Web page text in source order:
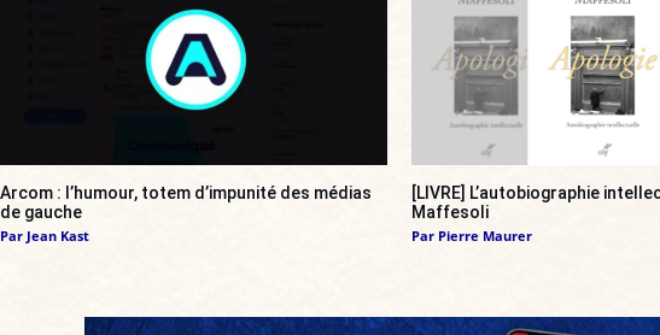
Arcom : l’humour, totem d’impunité des médias
de gauche
Par Jean Kast
[LIVRE] L’autobiographie
Maffesoli
Par Pierre Maurer